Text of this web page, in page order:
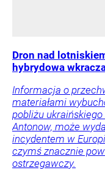
Dron nad
hybrydowa
Informacja o
materiałami
pobliżu
Antonow, może
incydentem w
czymś znacznie
ostrzegawczy.